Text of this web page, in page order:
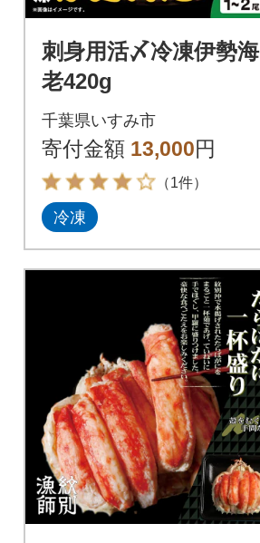
刺身用活〆冷凍伊勢海
老420g
千葉県いすみ市
寄付金額 13,000円
（1件）
冷凍